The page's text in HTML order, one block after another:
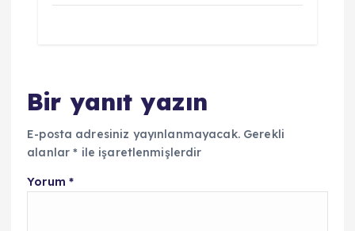
Bir yanıt yazın
E-posta adresiniz yayınlanmayacak. Gerekli
alanlar* ile işaretlenmişlerdir
Yorum *